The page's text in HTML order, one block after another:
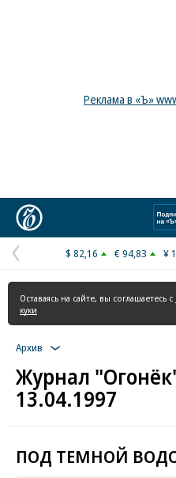
Реклама в «Ъ»
Предыдущая
страница
$ 82,16 € 94,83 ¥
Оставаясь на сайте, вы соглашаетесь с
куки
Архив
Журнал
13.04.1997
ПОД ТЕМНОЙ